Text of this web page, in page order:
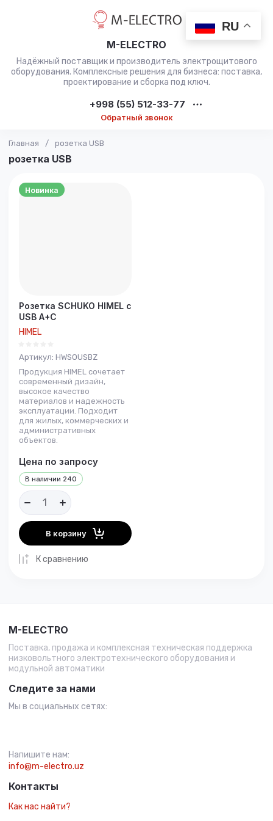
RU
M-ELECTRO
Надёжный поставщик и производитель электрощитового
оборудования. Комплексные решения для бизнеса: поставка,
проектирование и сборка под ключ.
+998 (55) 512-33-77
Обратный звонок
Главная / розетка USB
розетка USB
Новинка
Розетка SCHUKO HIMEL с
USB A+C
HIMEL
Артикул: HWSOUSBZ
Продукция HIMEL сочетает
современный дизайн,
высокое качество
материалов и надежность
эксплуатации. Подходит
для жилых, коммерческих и
административных
объектов.
В наличии 240
Цена по запросу
В корзину
К сравнению
M-ELECTRO
Поставка, продажа и комплексная техническая поддержка
низковольтного электротехнического оборудования и
модульной автоматики
Следите за нами
Мы в социальных сетях:
Напишите нам:
info@m-electro.uz
Контакты
Как нас найти?